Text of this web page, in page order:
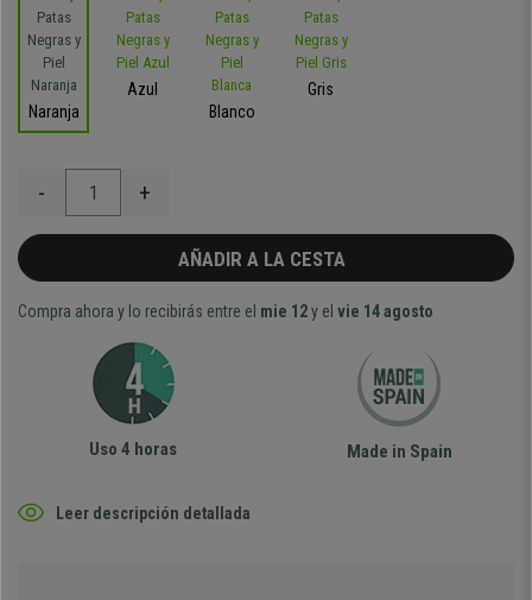
Naranja
Azul
Blanco
Gris
- +
AÑADIR A LA CESTA
Compra ahora y lo recibirás entre el mie 12y el vie 14 agosto
Uso 4 horas Made in Spain
Leer descripción detallada